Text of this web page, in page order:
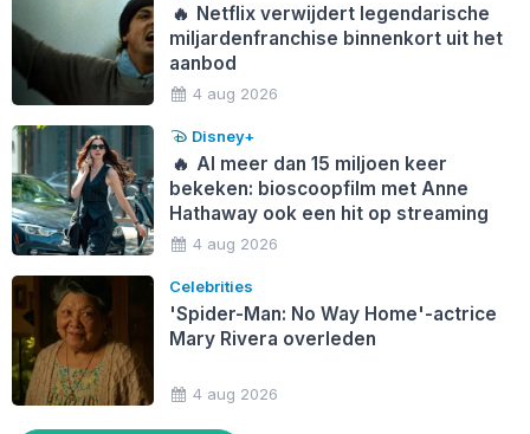
🔥 Netflix verwijdert legendarische
miljardenfranchise binnenkort uit het
aanbod
4 aug 2026
Disney+
🔥 Al meer dan 15 miljoen keer
bekeken: bioscoopfilm met Anne
Hathaway ook een hit op streaming
4 aug 2026
Celebrities
'Spider-Man: No Way Home'-actrice
Mary Rivera overleden
4 aug 2026